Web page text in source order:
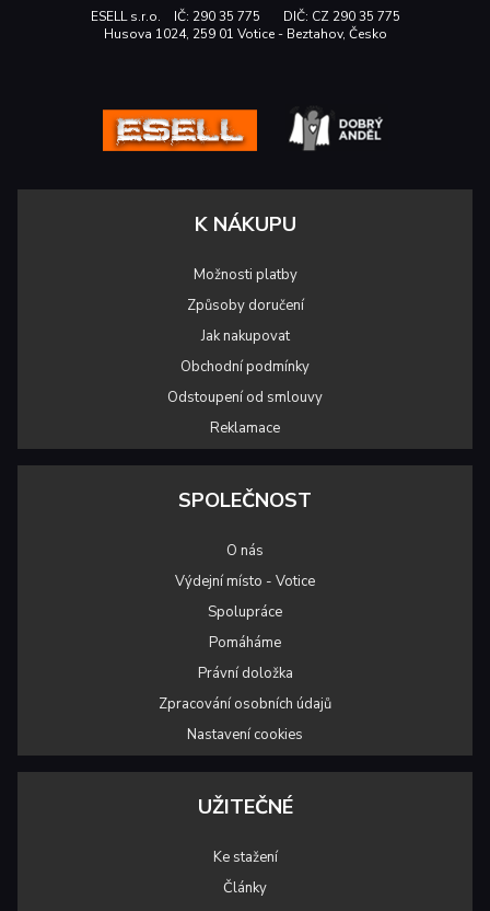
ESELL s.r.o. IČ: 290 35 775 DIČ: CZ 290 35 775
Husova 1024, 259 01 Votice - Beztahov, Česko
K NÁKUPU
Možnosti platby
Způsoby doručení
Jak nakupovat
Obchodní podmínky
Odstoupení od smlouvy
Reklamace
SPOLEČNOST
O nás
Výdejní místo - Votice
Spolupráce
Pomáháme
Právní doložka
Zpracování osobních údajů
Nastavení cookies
UŽITEČNÉ
Ke stažení
Články